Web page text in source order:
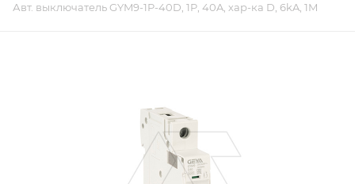
Авт. выключатель GYM9-1P-40D, 1P, 40A, хар-ка D, 6kA, 1M